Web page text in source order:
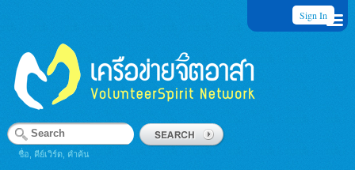
Sign In
ชื่อ, คีย์เวิร์ด, คำค้น